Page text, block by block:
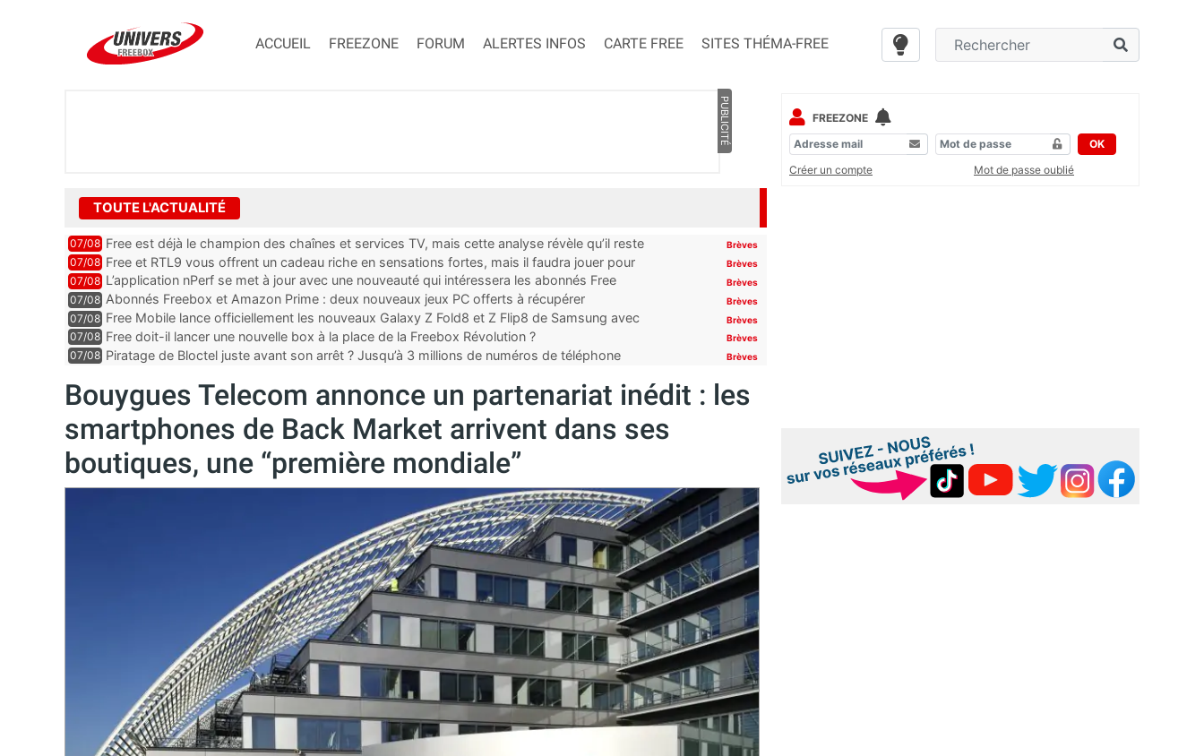
ACCUEIL FREEZONE FORUM ALERTES INFOS CARTE FREE SITES THÉMA-FREE
PUBLICITÉ
TOUTE L'ACTUALITÉ
07/08 Free est déjà le champion des chaînes et services TV, mais cette analyse révèle qu’il reste
encore au moin...
Brèves
07/08 Free et RTL9 vous offrent un cadeau riche en sensations fortes, mais il faudra jouer pour
l’obtenir
Brèves
07/08 L’application nPerf se met à jour avec une nouveauté qui intéressera les abonnés Free
Mobile, Orange, SFR ...
Brèves
07/08 Abonnés Freebox et Amazon Prime : deux nouveaux jeux PC offerts à récupérer Brèves
07/08 Free Mobile lance officiellement les nouveaux Galaxy Z Fold8 et Z Flip8 de Samsung avec
des promos et des cadeaux
Brèves
07/08 Free doit-il lancer une nouvelle box à la place de la Freebox Révolution ? Brèves
07/08 Piratage de Bloctel juste avant son arrêt ? Jusqu’à 3 millions de numéros de téléphone
Brèves
Bouygues Telecom annonce un partenariat inédit : les
smartphones de Back Market arrivent dans ses
boutiques, une “première mondiale”
FREEZONE
OK
Créer un compte
Mot de passe oublié